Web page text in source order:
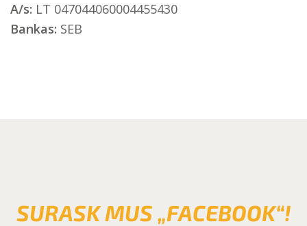
A/s: LT 047044060004455430
Bankas: SEB
SURASK MUS „FACEBOOK“!